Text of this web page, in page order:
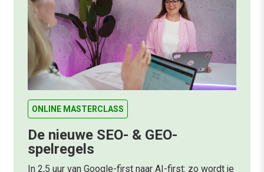
ONLINE MASTERCLASS
De nieuwe SEO- & GEO-
spelregels
In 2,5 uur van Google-first naar AI-first: zo wordt je